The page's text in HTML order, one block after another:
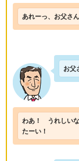
あれーっ、お父さ
お父
わあ！ うれしいな
たーい！